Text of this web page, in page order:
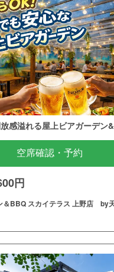
感溢れる屋上ビアガーデン
空席確認・予約
円
＆BBQ スカイテラス 上野店 by